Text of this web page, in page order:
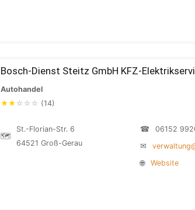
Bosch-Dienst Steitz GmbH KFZ-
Autohandel
★★ ☆ ☆ ☆ (14)
🗺
St.-Florian-Str. 6
64521 Groß-Gerau
☎
06152
✉
🌐
Website